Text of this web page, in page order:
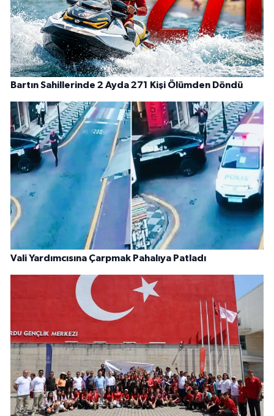
Bartın Sahillerinde 2 Ayda 271 Kişi Ölümden Döndü
Vali Yardımcısına Çarpmak Pahalıya Patladı